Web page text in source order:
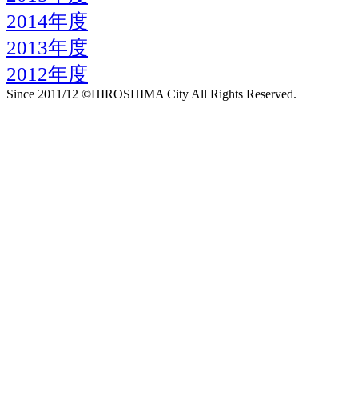
2014年度
2013年度
2012年度
Since 2011/12 ©HIROSHIMA City All Rights Reserved.